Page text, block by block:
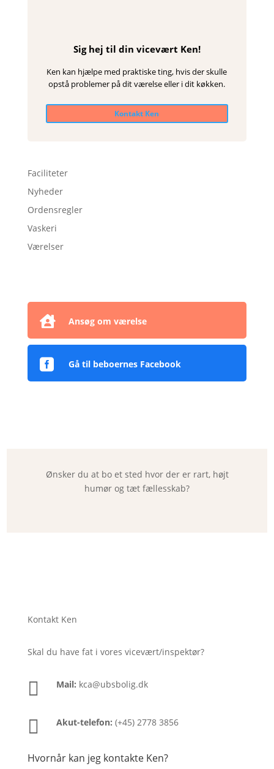
Sig hej til din vicevært Ken!
Ken kan hjælpe med praktiske ting, hvis der skulle
opstå problemer på dit værelse eller i dit køkken.
Kontakt Ken
Faciliteter
Nyheder
Ordensregler
Vaskeri
Værelser
 Ansøg om værelse
 Gå til beboernes Facebook
Ønsker du at bo et sted hvor der er rart, højt
humør og tæt fællesskab?
Kontakt Ken
Skal du have fat i vores vicevært/inspektør?
 Mail: kca@ubsbolig.dk
 Akut-telefon: (+45) 2778 3856
Hvornår kan jeg kontakte Ken?